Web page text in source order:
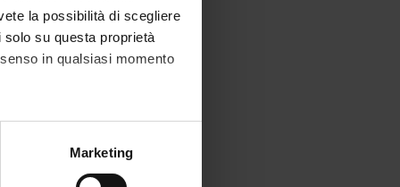
la possibilità di scegliere
su questa proprietà
in qualsiasi momento
metro,Marketing